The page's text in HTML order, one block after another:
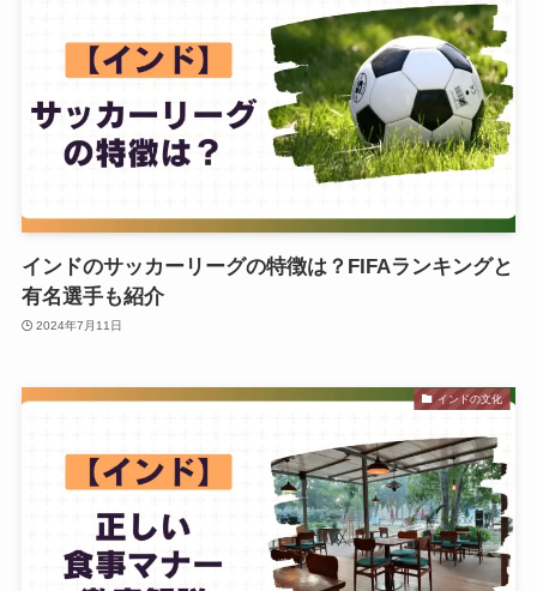
インドのサッカーリーグの特徴は？FIFAランキングと
有名選手も紹介
2024年7月11日
インドの文化